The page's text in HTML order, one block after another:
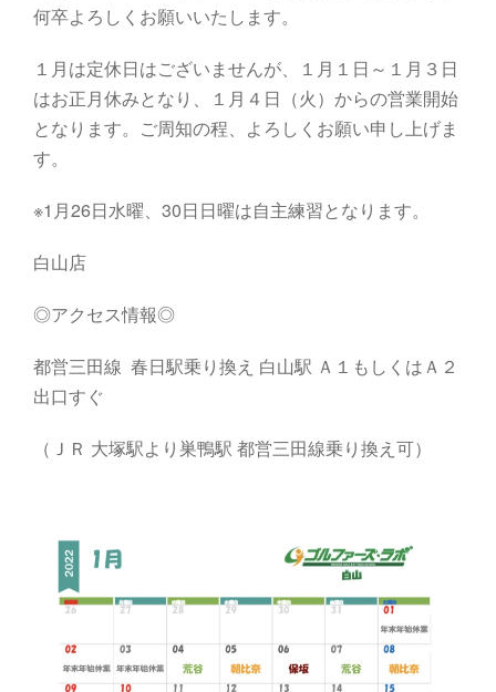
何卒よろしくお願いいたします。
１月は定休日はございませんが、１月１日～１月３日
はお正月休みとなり、１月４日（火）からの営業開始
となります。ご周知の程、よろしくお願い申し上げま
す。
※1月26日水曜、30日日曜は自主練習となります。
白山店
◎アクセス情報◎
都営三田線 春日駅乗り換え 白山駅 Ａ１もしくはＡ２
出口すぐ
（ＪＲ 大塚駅より巣鴨駅 都営三田線乗り換え可）